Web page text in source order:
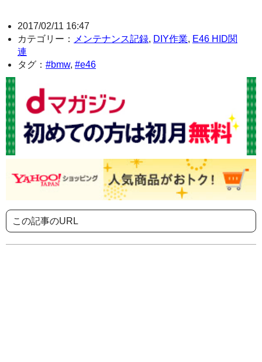
2017/02/11 16:47
カテゴリー：
メンテナンス記録, DIY作業, E46 HID関
連
タグ： #bmw, #e46
この記事のURL